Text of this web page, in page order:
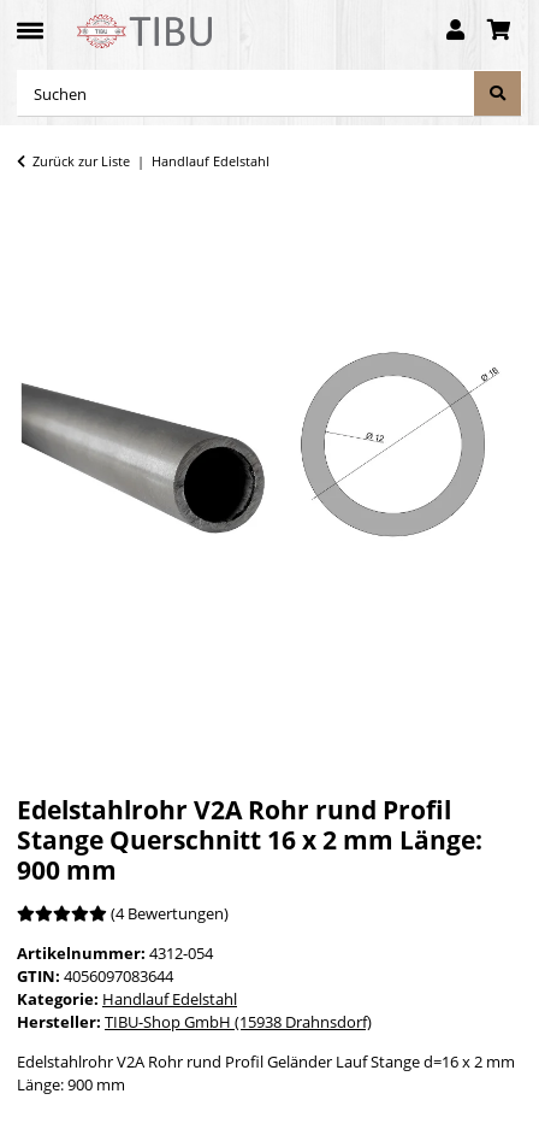
Zurück zur Liste Handlauf Edelstahl
Edelstahlrohr V2A Rohr rund Profil
Stange Querschnitt 16 x 2 mm Länge:
900 mm
(4 Bewertungen)
Artikelnummer: 4312-054
GTIN: 4056097083644
Kategorie: Handlauf Edelstahl
Hersteller: TIBU-Shop GmbH (15938 Drahnsdorf)
Edelstahlrohr V2A Rohr rund Profil Geländer Lauf Stange d=16 x 2 mm
Länge: 900 mm